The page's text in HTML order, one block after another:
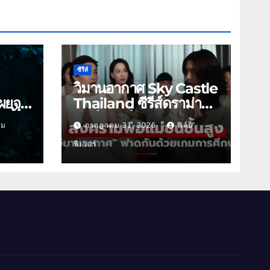
ยจุด
ซีรีส์
วิมานอากาศ Sky Castle
Thailand ซีรีส์ดราม่า
ฟอร์มยักษ์ ช่องวัน31
กรกฎาคม 31, 2026 ฟิล์ม
ฟีเวอร์